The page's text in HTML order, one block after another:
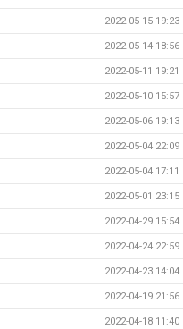
2022-05-15 19:23
2022-05-14 18:56
2022-05-11 19:21
2022-05-10 15:57
2022-05-06 19:13
2022-05-04 22:09
2022-05-04 17:11
2022-05-01 23:15
2022-04-29 15:54
2022-04-24 22:59
2022-04-23 14:04
2022-04-19 21:56
2022-04-18 11:40